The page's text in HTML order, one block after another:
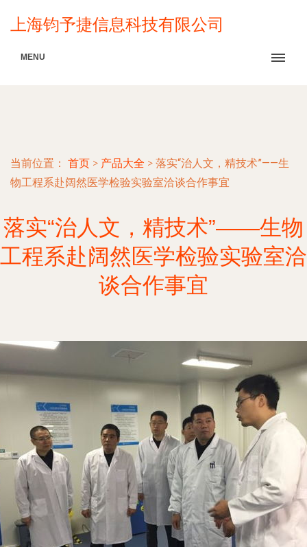
上海钧予捷信息科技有限公司
MENU
当前位置： 首页 > 产品大全 > 落实“治人文，精技术”——生
物工程系赴阔然医学检验实验室洽谈合作事宜
落实“治人文，精技术”——生物
工程系赴阔然医学检验实验室洽
谈合作事宜